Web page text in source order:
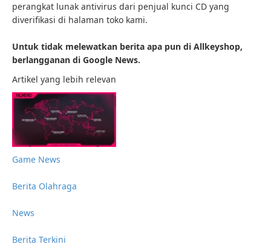
perangkat lunak antivirus dari penjual kunci CD yang
diverifikasi di halaman toko kami.
Untuk tidak melewatkan berita apa pun di Allkeyshop,
berlangganan di Google News.
Artikel yang lebih relevan
Game News
Berita Olahraga
News
Berita Terkini